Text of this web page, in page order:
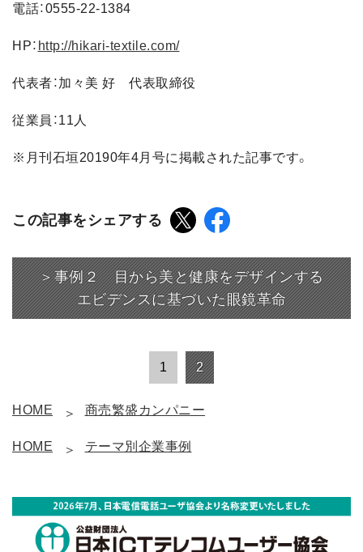
電話：0555-22-1384
HP： http://hikari-textile.com/
代表者：加々美 好 代表取締役
従業員：11人
※月刊石垣20190年4月号に掲載された記事です。
この記事をシェアする
＞事例２ 目から美と健康をデザインする
エビデンスに基づいた眼鏡革命
1 2
HOME 商売繁盛カンパニー
HOME テーマ別企業事例